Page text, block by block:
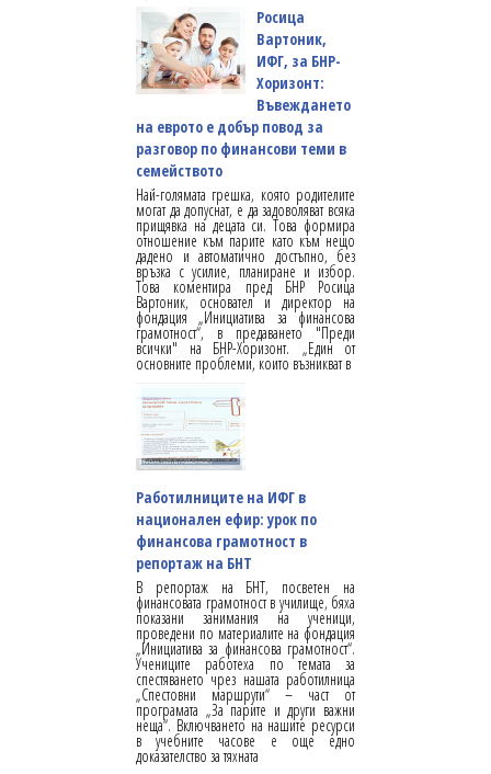
Росица
Вартоник,
ИФГ, за БНР-
Хоризонт:
Въвеждането
на еврото е добър повод за
разговор по финансови теми в
семейството
Най-голямата грешка, която родителите
могат да допуснат, е да задоволяват всяка
прищявка на децата си. Това формира
отношение към парите като към нещо
дадено и автоматично достъпно, без
връзка с усилие, планиране и избор.
Това коментира пред БНР Росица
Вартоник, основател и директор на
фондация „Инициатива за финансова
грамотност“, в предаването "Преди
всички" на БНР-Хоризонт. „Един от
основните проблеми, които възникват в
Работилниците на ИФГ в
национален ефир: урок по
финансова грамотност в
репортаж на БНТ
В репортаж на БНТ, посветен на
финансовата грамотност в училище, бяха
показани занимания на ученици,
проведени по материалите на фондация
„Инициатива за финансова грамотност“.
Учениците работеха по темата за
спестяването чрез нашата работилница
„Спестовни маршрути“ – част от
програмата „За парите и други важни
неща“. Включването на нашите ресурси
в учебните часове е още едно
доказателство за тяхната